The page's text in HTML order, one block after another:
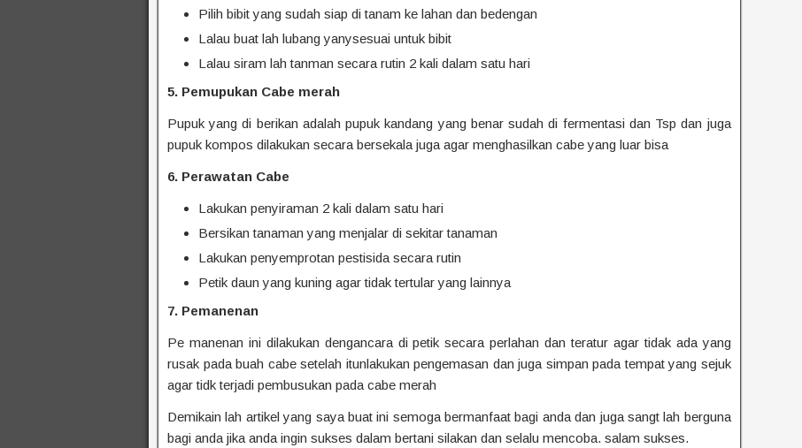
Pilih bibit yang sudah siap di tanam ke lahan dan bedengan
Lalau buat lah lubang yanysesuai untuk bibit
Lalau siram lah tanman secara rutin 2 kali dalam satu hari
5. Pemupukan Cabe merah
Pupuk yang di berikan adalah pupuk kandang yang benar sudah di fermentasi dan Tsp dan juga
pupuk kompos dilakukan secara bersekala juga agar menghasilkan cabe yang luar bisa
6. Perawatan Cabe
Lakukan penyiraman 2 kali dalam satu hari
Bersikan tanaman yang menjalar di sekitar tanaman
Lakukan penyemprotan pestisida secara rutin
Petik daun yang kuning agar tidak tertular yang lainnya
7. Pemanenan
Pe manenan ini dilakukan dengancara di petik secara perlahan dan teratur agar tidak ada yang
rusak pada buah cabe setelah itunlakukan pengemasan dan juga simpan pada tempat yang sejuk
agar tidk terjadi pembusukan pada cabe merah
Demikain lah artikel yang saya buat ini semoga bermanfaat bagi anda dan juga sangt lah berguna
bagi anda jika anda ingin sukses dalam bertani silakan dan selalu mencoba. salam sukses.